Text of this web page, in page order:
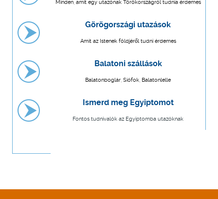
Minden, amit egy utazónak Törökországról tudnia érdemes
Görögországi utazások
Amit az Istenek földjéről tudni érdemes
Balatoni szállások
Balatonboglár, Siófok, Balatonlelle
Ismerd meg Egyiptomot
Fontos tudnivalók az Egyiptomba utazóknak